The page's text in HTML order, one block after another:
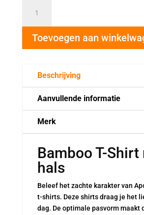
Shirt
ronde
hals
Toevoegen aan
Beschrijving
Aanvullende informatie
Merk
Bamboo T-Shirt
hals
Beleef het zachte karakter van
t-shirts. Deze shirts draag je het
dag. De optimale pasvorm maakt